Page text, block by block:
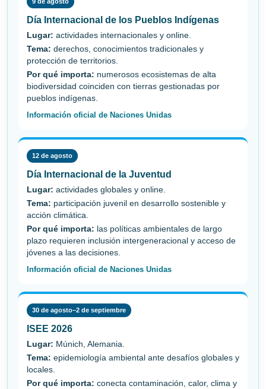
Día Internacional de los Pueblos Indígenas
Lugar: actividades internacionales y online.
Tema: derechos, conocimientos tradicionales y
protección de territorios.
Por qué importa: numerosos ecosistemas de alta
biodiversidad coinciden con tierras gestionadas por
pueblos indígenas.
Información oficial de Naciones Unidas
12 de agosto
Día Internacional de la Juventud
Lugar: actividades globales y online.
Tema: participación juvenil en desarrollo sostenible y
acción climática.
Por qué importa: las políticas ambientales de largo
plazo requieren inclusión intergeneracional y acceso de
jóvenes a las decisiones.
Información oficial de Naciones Unidas
30 de agosto–2 de septiembre
ISEE 2026
Lugar: Múnich, Alemania.
Tema: epidemiología ambiental ante desafíos globales y
locales.
Por qué importa: conecta contaminación, calor, clima y